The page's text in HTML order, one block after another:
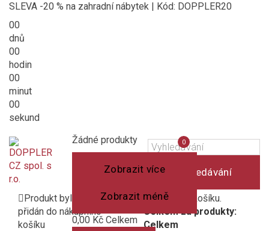
SLEVA -20 % na zahradní nábytek | Kód: DOPPLER20
00
dnů
00
hodin
00
minut
00
sekund
Vyhledávání
Košík
(prázdný)
Žádné produkty
Zobrazit více
Zobrazit méně
0,00 Kč Celkem
Produkt byl úspěšně
přidán do nákupního
košíku
1 produkt v košíku.
Celkem za produkty:
Celkem
Porovnání
produktů
0